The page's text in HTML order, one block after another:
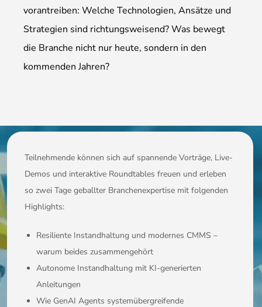
vorantreiben: Welche Technologien, Ansätze und
Strategien sind richtungsweisend? Was bewegt
die Branche nicht nur heute, sondern in den
kommenden Jahren?
Teilnehmende können sich auf spannende Vorträge, Live-
Demos und interaktive Roundtables freuen und erleben
so zwei Tage geballter Branchenexpertise mit folgenden
Highlights:
Resiliente Instandhaltung und modernes CMMS –
warum beides zusammengehört
Autonome Instandhaltung mit KI-generierten
Anleitungen
Wie GenAI Agents systemübergreifende